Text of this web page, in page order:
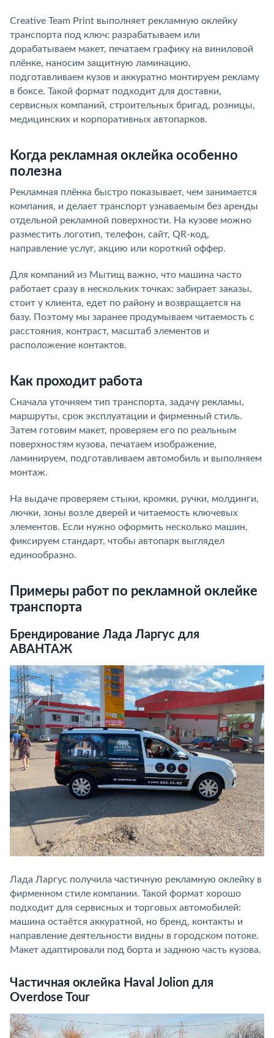
Creative Team Print выполняет рекламную оклейку
транспорта под ключ: разрабатываем или
дорабатываем макет, печатаем графику на виниловой
плёнке, наносим защитную ламинацию,
подготавливаем кузов и аккуратно монтируем рекламу
в боксе. Такой формат подходит для доставки,
сервисных компаний, строительных бригад, розницы,
медицинских и корпоративных автопарков.
Когда рекламная оклейка особенно
полезна
Рекламная плёнка быстро показывает, чем занимается
компания, и делает транспорт узнаваемым без аренды
отдельной рекламной поверхности. На кузове можно
разместить логотип, телефон, сайт, QR-код,
направление услуг, акцию или короткий оффер.
Для компаний из Мытищ важно, что машина часто
работает сразу в нескольких точках: забирает заказы,
стоит у клиента, едет по району и возвращается на
базу. Поэтому мы заранее продумываем читаемость с
расстояния, контраст, масштаб элементов и
расположение контактов.
Как проходит работа
Сначала уточняем тип транспорта, задачу рекламы,
маршруты, срок эксплуатации и фирменный стиль.
Затем готовим макет, проверяем его по реальным
поверхностям кузова, печатаем изображение,
ламинируем, подготавливаем автомобиль и выполняем
монтаж.
На выдаче проверяем стыки, кромки, ручки, молдинги,
лючки, зоны возле дверей и читаемость ключевых
элементов. Если нужно оформить несколько машин,
фиксируем стандарт, чтобы автопарк выглядел
единообразно.
Примеры работ по рекламной оклейке
транспорта
Брендирование Лада Ларгус для
АВАНТАЖ
Лада Ларгус получила частичную рекламную оклейку в
фирменном стиле компании. Такой формат хорошо
подходит для сервисных и торговых автомобилей:
машина остаётся аккуратной, но бренд, контакты и
направление деятельности видны в городском потоке.
Макет адаптировали под борта и заднюю часть кузова.
Частичная оклейка Haval Jolion для
Overdose Tour